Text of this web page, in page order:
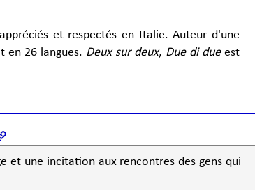
et respectés en Italie. Auteur d'une
en 26 langues. Deux sur deux, Due di dueest
et une incitation aux rencontres des gens qui